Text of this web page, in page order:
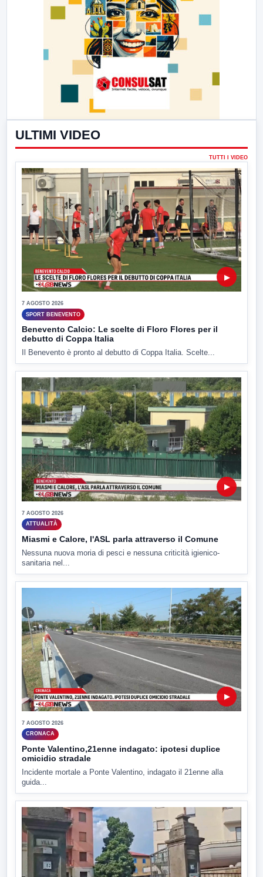
ULTIMI VIDEO
TUTTI I VIDEO
▶
7 AGOSTO 2026
SPORT BENEVENTO
Benevento Calcio: Le scelte di Floro Flores per il
debutto di Coppa Italia
Il Benevento è pronto al debutto di Coppa Italia. Scelte...
▶
7 AGOSTO 2026
ATTUALITÀ
Miasmi e Calore, l'ASL parla attraverso il Comune
Nessuna nuova moria di pesci e nessuna criticità igienico-
sanitaria nel...
▶
7 AGOSTO 2026
CRONACA
Ponte Valentino,21enne indagato: ipotesi duplice
omicidio stradale
Incidente mortale a Ponte Valentino, indagato il 21enne alla
guida...